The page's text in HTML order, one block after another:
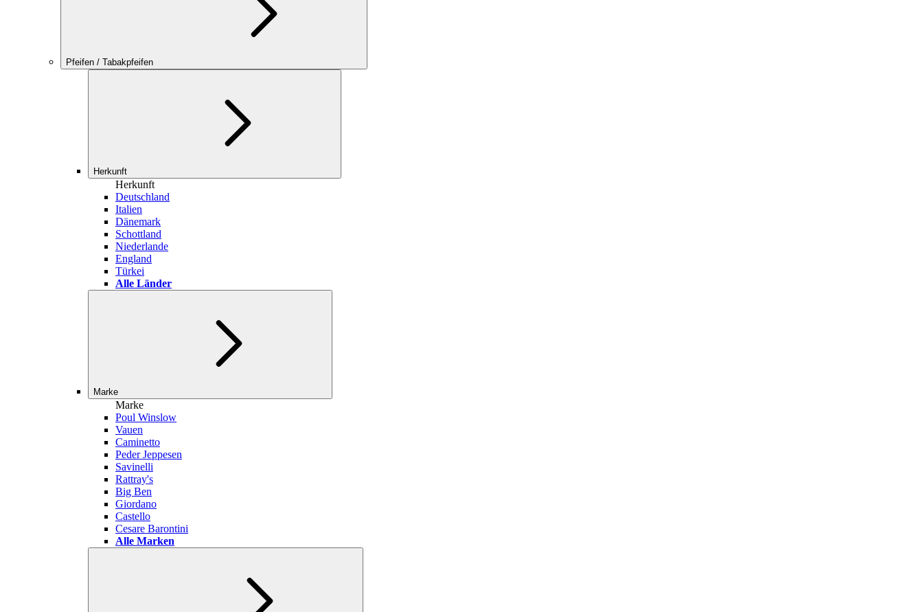
Pfeifen / Tabakpfeifen
Herkunft
Herkunft
Deutschland
Italien
Dänemark
Schottland
Niederlande
England
Türkei
Alle Länder
Marke
Marke
Poul Winslow
Vauen
Caminetto
Peder Jeppesen
Savinelli
Rattray's
Big Ben
Giordano
Castello
Cesare Barontini
Alle Marken